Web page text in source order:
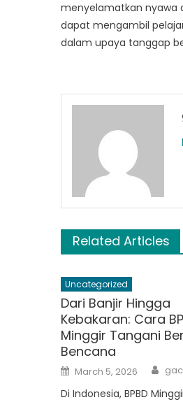
menyelamatkan nyawa
dapat mengambil
dalam upaya tanggap
Related Articles
Uncategorized
Dari Banjir Hingga
Kebakaran: Cara
Minggir Tangani
Bencana
Posted
on
March 5, 2026
Di Indonesia, BPBD